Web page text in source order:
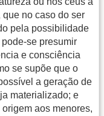
no caso do ser
pela possibilidade
se presumir
e consciência
se supõe que o
a geração de
materializado; e
aos menores,